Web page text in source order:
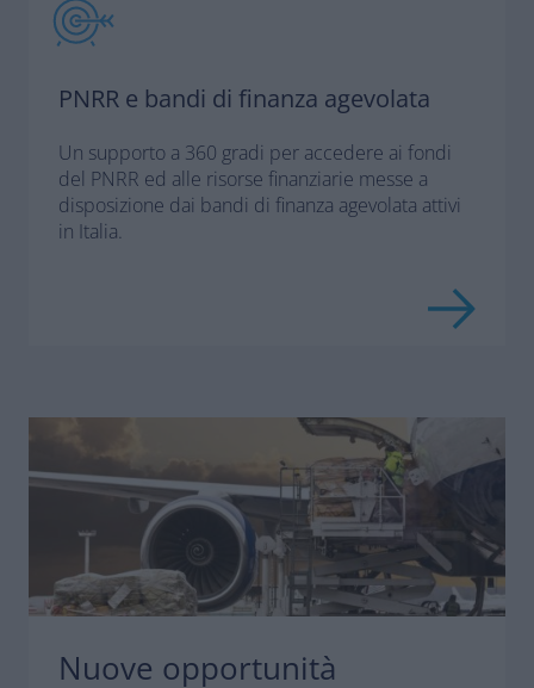
PNRR e bandi di finanza agevolata
Un supporto a 360 gradi per accedere ai fondi
del PNRR ed alle risorse finanziarie messe a
disposizione dai bandi di finanza agevolata attivi
in Italia.
Nuove opportunità